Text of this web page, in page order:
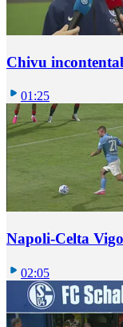
Chivu
01:25
Napoli-Celta
02:05